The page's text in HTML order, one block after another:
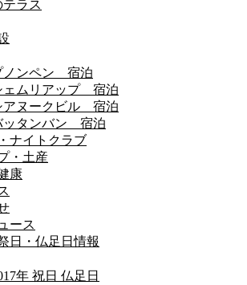
テラス
ノンペン 宿泊
ェムリアップ 宿泊
アヌークビル 宿泊
ッタンバン 宿泊
ナイトクラブ
・土産
康
ース
日・仏足日情報
年 祝日 仏足日